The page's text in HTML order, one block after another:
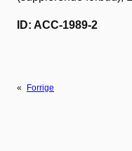
ID: ACC-1989-2
« Forrige